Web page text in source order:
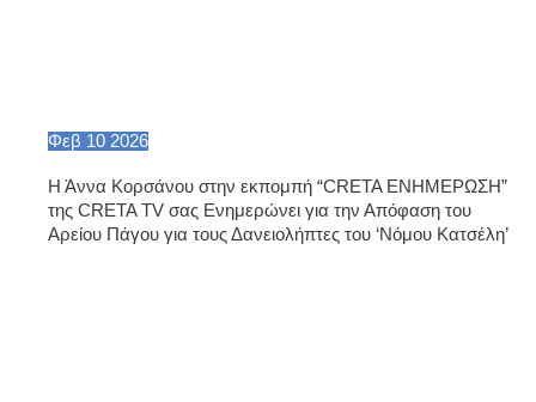
Φεβ 10 2026
Η Άννα Κορσάνου στην εκπομπή “CRETA ΕΝΗΜΕΡΩΣΗ”
της CRETA TV σας Ενημερώνει για την Απόφαση του
Αρείου Πάγου για τους Δανειολήπτες του ‘Νόμου Κατσέλη’